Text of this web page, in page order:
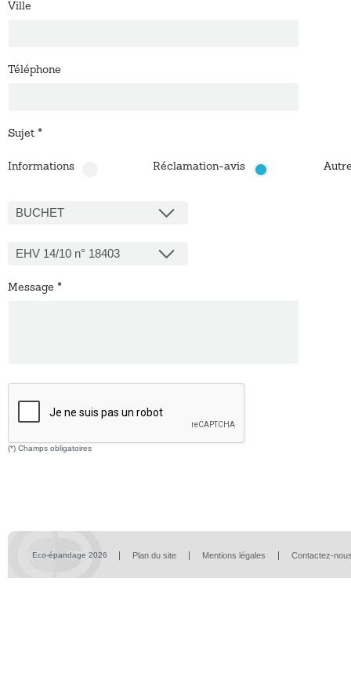
Ville
Téléphone
Sujet *
Informations Réclamation-avis
BUCHET
EHV 14/10 n° 18403
Message *
(*) Champs obligatoires
Eco-épandage 2026 Plan du site Mentions légales Contactez-